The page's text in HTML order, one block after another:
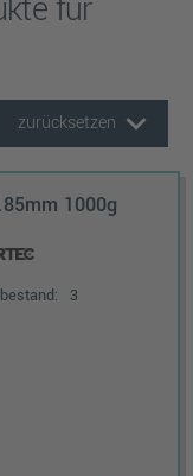
für
keyboard_arrow_down
zurücksetzen
1000g
3